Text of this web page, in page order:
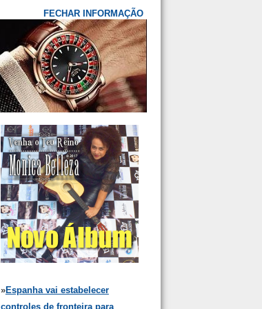
Polônia
República Tcheca
Liechtenstein
Malta
Sérvia
Eslováquia
Eslovênia
Suécia
Ucrânia
FECHAR INFORMAÇÃO
»Espanha vai estabelecer
controles de fronteira para